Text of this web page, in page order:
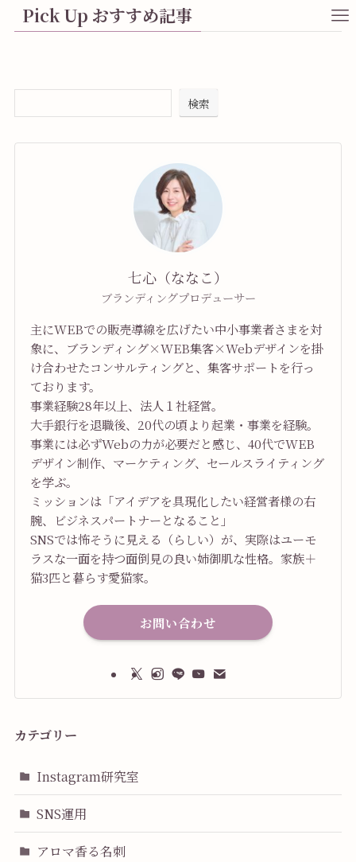
Pick Up おすすめ記事
検索
七心（ななこ）
ブランディングプロデューサー
主にWEBでの販売導線を広げたい中小事業者さまを対
象に、ブランディング×WEB集客×Webデザインを掛
け合わせたコンサルティングと、集客サポートを行っ
ております。
事業経験28年以上、法人１社経営。
大手銀行を退職後、20代の頃より起業・事業を経験。
事業には必ずWebの力が必要だと感じ、40代でWEB
デザイン制作、マーケティング、セールスライティング
を学ぶ。
ミッションは「アイデアを具現化したい経営者様の右
腕、ビジネスパートナーとなること」
SNSでは怖そうに見える（らしい）が、実際はユーモ
ラスな一面を持つ面倒見の良い姉御肌な性格。家族＋
猫3匹と暮らす愛猫家。
お問い合わせ
カテゴリー
Instagram研究室
SNS運用
アロマ香る名刺